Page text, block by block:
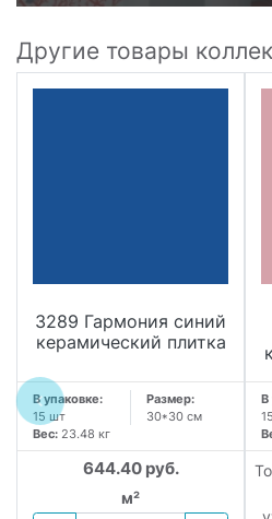
Другие товары
3289 Гармония синий
керамический плитка
В упаковке:
15 шт
Размер:
30*30 см
Вес: 23.48 кг
644.40 руб.
м²
В